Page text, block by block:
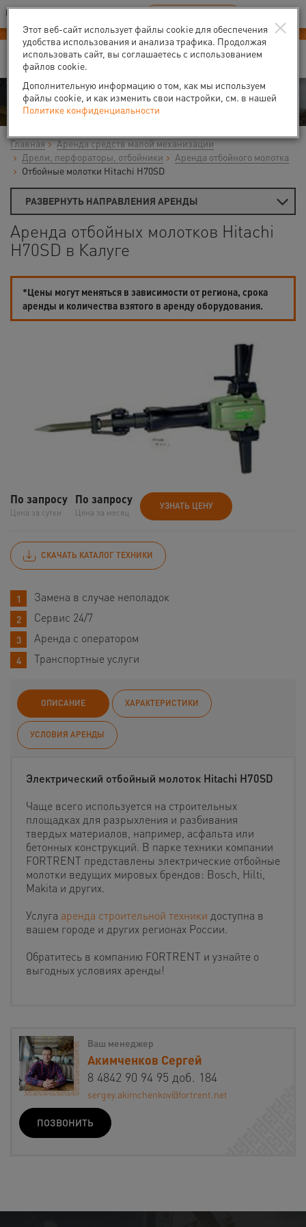
Ваш город:Калуга
В Вашем регионе нет наших офисов RU EN
Аренда
Главная
Аренда средств малой механизации
Дрели, перфораторы, отбойники
Аренда отбойного молотка
Отбойные молотки Hitachi H70SD
РАЗВЕРНУТЬ НАПРАВЛЕНИЯ АРЕНДЫ
Аренда отбойных молотков Hitachi
H70SD в Калуге
*Цены могут меняться в зависимости от региона, срока
аренды и количества взятого в аренду оборудования.
По запросу
Цена за сутки
По запросу
Цена за месяц
УЗНАТЬ ЦЕНУ
СКАЧАТЬ КАТАЛОГ ТЕХНИКИ
Замена в случае неполадок
Сервис 24/7
Аренда с оператором
Транспортные услуги
ОПИСАНИЕ ХАРАКТЕРИСТИКИ
УСЛОВИЯ АРЕНДЫ
Электрический отбойный молоток Hitachi H70SD
Чаще всего используется на строительных
площадках для разрыхления и разбивания
твердых материалов, например, асфальта или
бетонных конструкций. В парке техники компании
FORTRENT представлены электрические отбойные
молотки ведущих мировых брендов: Bosch, Hilti,
Makita и других.
Услуга аренда строительной техники доступна в
вашем городе и других регионах России.
Обратитесь в компанию FORTRENT и узнайте о
выгодных условиях аренды!
Ваш менеджер
Акимченков Сергей
8 4842 90 94 95 доб. 184
sergey.akimchenkov@fortrent.net
ПОЗВОНИТЬ
×
Этот веб-сайт использует файлы cookie для обеспечения
удобства использования и анализа трафика. Продолжая
использовать сайт, вы соглашаетесь с использованием
файлов cookie.
Дополнительную информацию о том, как мы используем
файлы cookie, и как изменить свои настройки, см. в нашей
Политике конфиденциальности